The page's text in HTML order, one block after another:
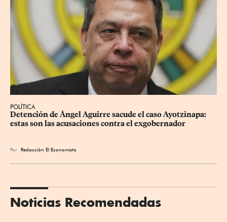
POLÍTICA
Detención de Ángel Aguirre sacude el caso Ayotzinapa:
estas son las acusaciones contra el exgobernador
Por Redacción El Economista
Noticias Recomendadas